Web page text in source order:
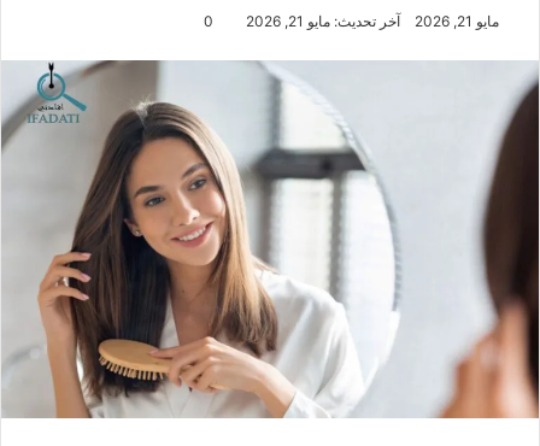
مايو 21, 2026 آخر تحديث: مايو 21, 2026 0